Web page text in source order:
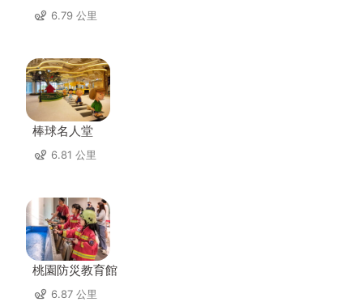
6.79 公里
棒球名人堂
6.81 公里
桃園防災教育館
6.87 公里